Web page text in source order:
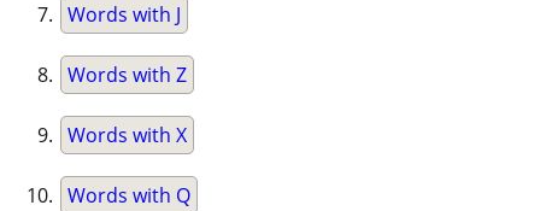
Words with J
Words with Z
Words with X
Words with Q